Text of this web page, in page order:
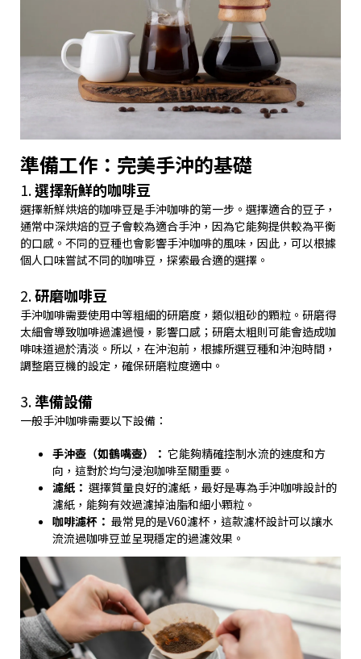
準備工作：完美手沖的基礎
1.選擇新鮮的咖啡豆
選擇新鮮烘焙的咖啡豆是手沖咖啡的第一步。選擇適合的豆子，
通常中深烘焙的豆子會較為適合手沖，因為它能夠提供較為平衡
的口感。不同的豆種也會影響手沖咖啡的風味，因此，可以根據
個人口味嘗試不同的咖啡豆，探索最合適的選擇。
2.研磨咖啡豆
手沖咖啡需要使用中等粗細的研磨度，類似粗砂的顆粒。研磨得
太細會導致咖啡過濾過慢，影響口感；研磨太粗則可能會造成咖
啡味道過於清淡。所以，在沖泡前，根據所選豆種和沖泡時間，
調整磨豆機的設定，確保研磨粒度適中。
3.準備設備
一般手沖咖啡需要以下設備：
手沖壺（如鶴嘴壺）： 它能夠精確控制水流的速度和方
向，這對於均勻浸泡咖啡至關重要。
濾紙： 選擇質量良好的濾紙，最好是專為手沖咖啡設計的
濾紙，能夠有效過濾掉油脂和細小顆粒。
咖啡濾杯： 最常見的是V60濾杯，這款濾杯設計可以讓水
流流過咖啡豆並呈現穩定的過濾效果。